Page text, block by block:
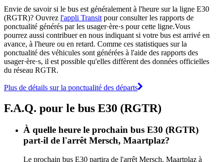
Envie de savoir si le bus est généralement à l'heure sur la ligne E30
(RGTR)? Ouvrez l'appli Transit pour consulter les rapports de
ponctualité générés par les usager·ère·s pour cette ligne.Vous
pourrez aussi contribuer en nous indiquant si votre bus est arrivé en
avance, à l'heure ou en retard. Comme ces statistiques sur la
ponctualité des véhicules sont générées à l'aide des rapports des
usager·ère·s, il est possible qu'elles diffèrent des données officielles
du réseau RGTR.
Plus de détails sur la ponctualité des départs
F.A.Q. pour le bus E30 (RGTR)
À quelle heure le prochain bus E30 (RGTR)
part-il de l'arrêt Mersch, Maartplaz?
Le prochain bus E30 partira de l'arrêt Mersch, Maartplaz à